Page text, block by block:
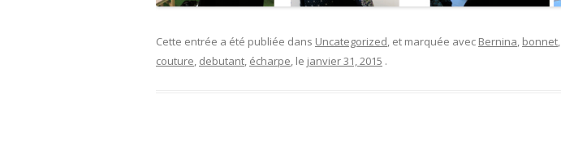
Cette entrée a été publiée dans Uncategorized, et marquée avec Bernina, bonnet,
couture, debutant, écharpe, le janvier 31, 2015 .